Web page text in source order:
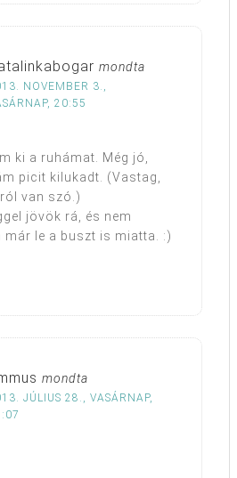
mondta
NOVEMBER 3.,
20:55
ki a ruhámat. Még jó,
picit kilukadt. (Vastag,
van szó.)
jövök rá, és nem
már le a buszt is miatta. :)
mondta
JÚLIUS 28., VASÁRNAP,